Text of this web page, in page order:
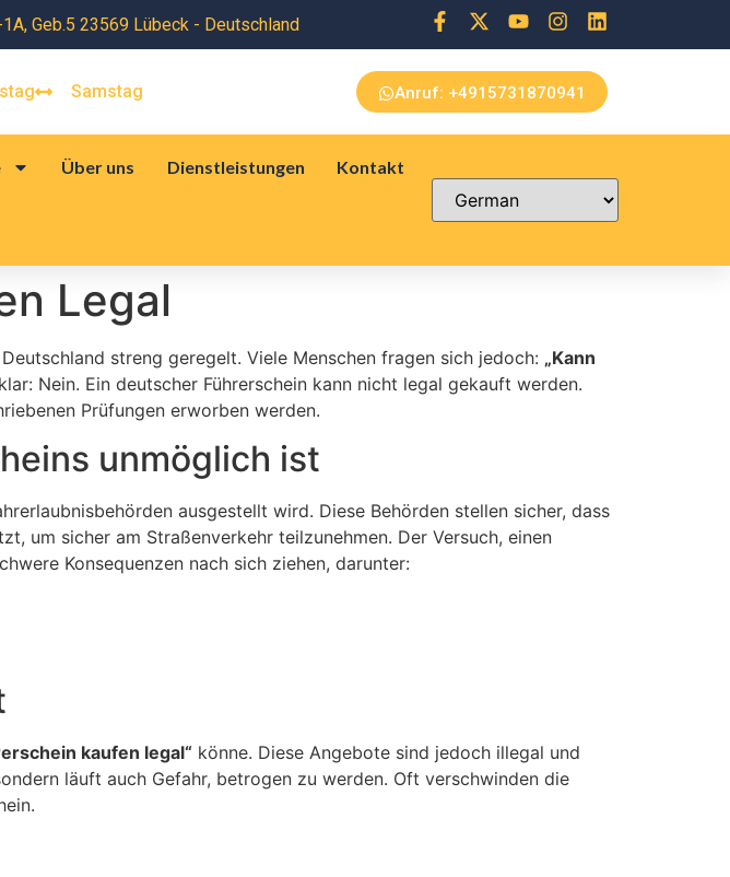
FAQ
Geb.5 23569 Lübeck - Deutschland
Samstag Anruf: +4915731870941
Über uns Dienstleistungen Kontakt
Legal
streng geregelt. Viele Menschen fragen sich jedoch: „Kann
Nein. Ein deutscher Führerschein kann nicht legal gekauft werden.
Prüfungen erworben werden.
unmöglich ist
ausgestellt wird. Diese Behörden stellen sicher, dass
um sicher am Straßenverkehr teilzunehmen. Der Versuch, einen
Konsequenzen nach sich ziehen, darunter:
kaufen legal“ könne. Diese Angebote sind jedoch illegal und
läuft auch Gefahr, betrogen zu werden. Oft verschwinden die